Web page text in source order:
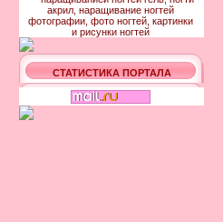
СТАТИСТИКА ПОРТАЛА